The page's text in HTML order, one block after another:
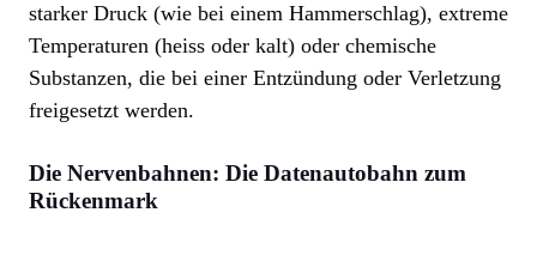
starker Druck (wie bei einem Hammerschlag), extreme
Temperaturen (heiss oder kalt) oder chemische
Substanzen, die bei einer Entzündung oder Verletzung
freigesetzt werden.
Die Nervenbahnen: Die Datenautobahn zum
Rückenmark